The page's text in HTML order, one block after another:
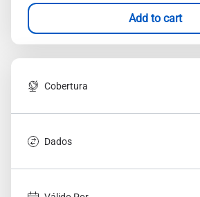
Add to cart
Cobertura
Dados